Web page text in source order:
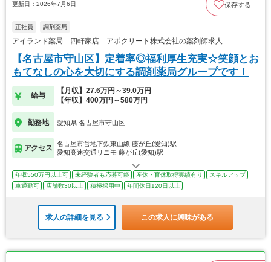
更新日：2026年7月6日 保存する
正社員 調剤薬局
アイランド薬局 四軒家店 アポクリート株式会社の薬剤師求人
【名古屋市守山区】定着率◎福利厚生充実☆笑顔とお
もてなしの心を大切にする調剤薬局グループです！
給与
【月収】27.6万円～39.0万円
【年収】400万円～580万円
勤務地 愛知県 名古屋市守山区
アクセス
名古屋市営地下鉄東山線 藤が丘(愛知)駅
愛知高速交通リニモ 藤が丘(愛知)駅
年収550万円以上可 未経験者も応募可能 産休・育休取得実績有り
スキルアップ
車通勤可
店舗数30以上 積極採用中 年間休日120日以上
求人の詳細を見る この求人に興味がある